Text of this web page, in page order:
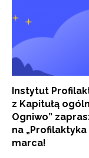
Instytut
z Kapitułą
Ogniwo”
na „Profilaktyka
marca!